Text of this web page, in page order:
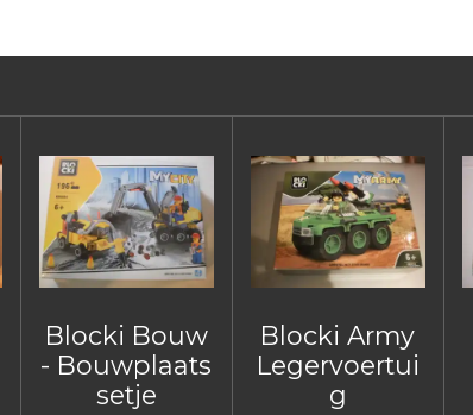
Blocki Bouw
- Bouwplaats
setje
Blocki Army
Legervoertui
g